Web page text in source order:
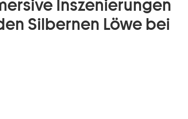
Inszenierungen
Silbernen Löwe bei